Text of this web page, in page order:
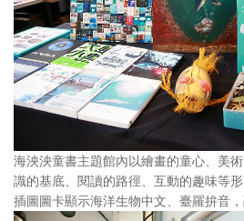
海泱泱童書主題館內以繪畫的童心、美
識的基底、閱讀的路徑、互動的趣味等
插圖圖卡顯示海洋生物中文、臺羅拚音